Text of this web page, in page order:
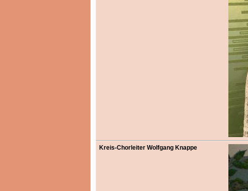
Kreis-Chorleiter Wolfgang Knappe